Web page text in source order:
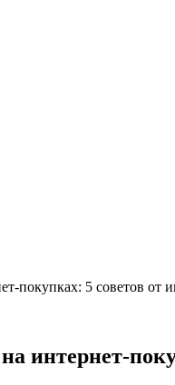
покупках: 5 советов от
интернет-